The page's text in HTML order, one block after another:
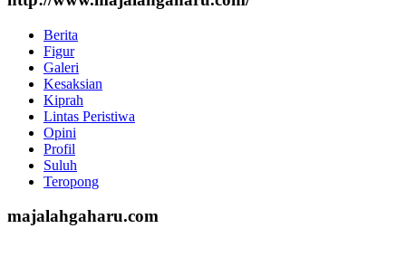
Berita
Figur
Galeri
Kesaksian
Kiprah
Lintas Peristiwa
Opini
Profil
Suluh
Teropong
majalahgaharu.com